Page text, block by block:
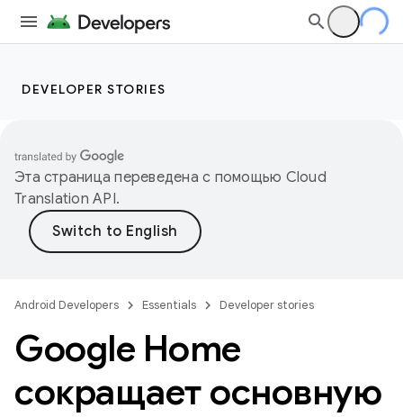
DEVELOPER STORIES
Эта страница переведена с помощью Cloud
Translation API.
Android Developers Essentials Developer stories
Google Home
сокращает основную